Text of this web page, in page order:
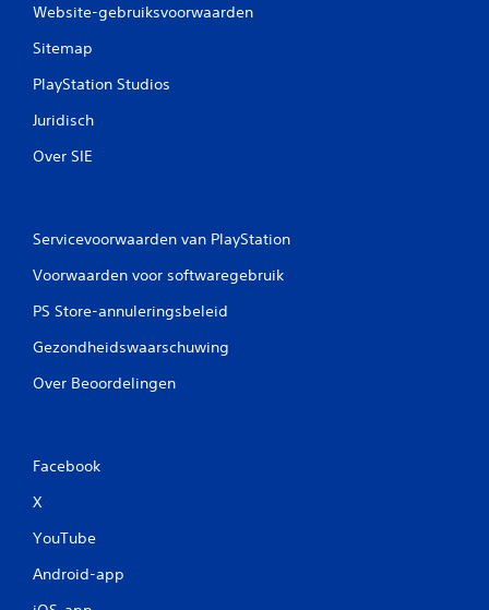
Website-gebruiksvoorwaarden
Sitemap
PlayStation Studios
Juridisch
Over SIE
Servicevoorwaarden van PlayStation
Voorwaarden voor softwaregebruik
PS Store-annuleringsbeleid
Gezondheidswaarschuwing
Over Beoordelingen
Facebook
X
YouTube
Android-app